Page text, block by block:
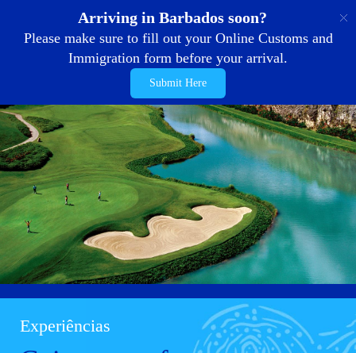
Arriving in Barbados soon?
Please make sure to fill out your Online Customs and
Immigration form before your arrival.
Submit Here
Experiências